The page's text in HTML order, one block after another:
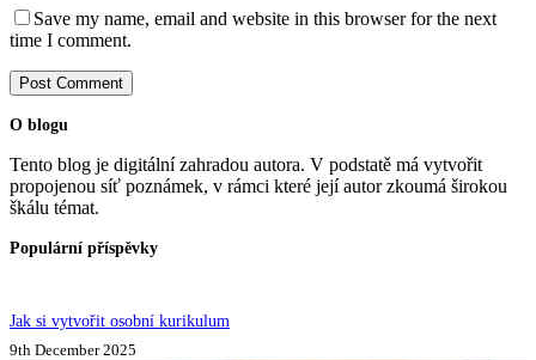
Save my name, email and website in this browser for the next
time I comment.
Post Comment
O blogu
Tento blog je digitální zahradou autora. V podstatě má vytvořit
propojenou síť poznámek, v rámci které její autor zkoumá širokou
škálu témat.
Populární příspěvky
Jak si vytvořit osobní kurikulum
9th December 2025